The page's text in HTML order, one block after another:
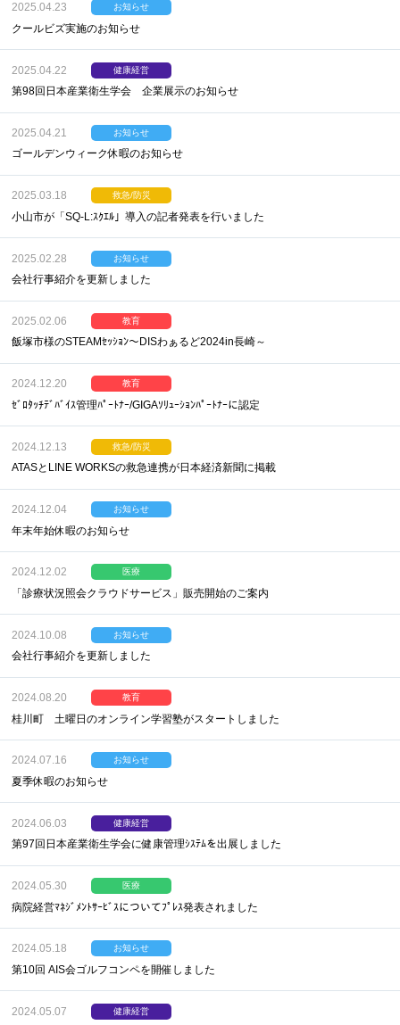
2025.04.23 お知らせ
クールビズ実施のお知らせ
2025.04.22 健康経営
第98回日本産業衛生学会 企業展示のお知らせ
2025.04.21 お知らせ
ゴールデンウィーク休暇のお知らせ
2025.03.18 救急/防災
小山市が「SQ-L:ｽｸｴﾙ」導入の記者発表を行いました
2025.02.28 お知らせ
会社行事紹介を更新しました
2025.02.06 教育
飯塚市様のSTEAMｾｯｼｮﾝ～DISわぁるど2024in長崎～
2024.12.20 教育
ｾﾞﾛﾀｯﾁﾃﾞﾊﾞｲｽ管理ﾊﾟｰﾄﾅｰ/GIGAｿﾘｭｰｼｮﾝﾊﾟｰﾄﾅｰに認定
2024.12.13 救急/防災
ATASとLINE WORKSの救急連携が日本経済新聞に掲載
2024.12.04 お知らせ
年末年始休暇のお知らせ
2024.12.02 医療
「診療状況照会クラウドサービス」販売開始のご案内
2024.10.08 お知らせ
会社行事紹介を更新しました
2024.08.20 教育
桂川町 土曜日のオンライン学習塾がスタートしました
2024.07.16 お知らせ
夏季休暇のお知らせ
2024.06.03 健康経営
第97回日本産業衛生学会に健康管理ｼｽﾃﾑを出展しました
2024.05.30 医療
病院経営ﾏﾈｼﾞﾒﾝﾄｻｰﾋﾞｽについてﾌﾟﾚｽ発表されました
2024.05.18 お知らせ
第10回 AIS会ゴルフコンペを開催しました
2024.05.07 健康経営